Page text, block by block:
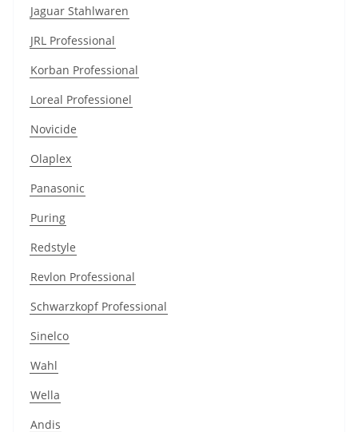
Jaguar Stahlwaren
JRL Professional
Korban Professional
Loreal Professionel
Novicide
Olaplex
Panasonic
Puring
Redstyle
Revlon Professional
Schwarzkopf Professional
Sinelco
Wahl
Wella
Andis